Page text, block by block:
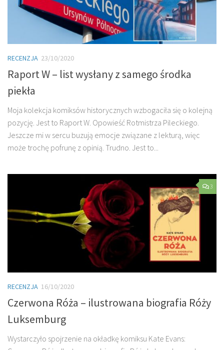
RECENZJA 23/10/2020
Raport W – list wysłany z samego środka
piekła
Moja kolekcja komiksów historycznych wzbogaciła się o kolejną
pozycję. Jest to Raport W. Opowieść Rotmistrza Pileckiego.
Jeszcze mi w sercu buzują emocje związane z lekturą, więc
może trochę pofrunę z opinią. Trudno. Jest to...
3
RECENZJA 16/10/2020
Czerwona Róża – ilustrowana biografia Róży
Luksemburg
Wystarczyło spojrzenie na okładkę komiksu Kate Evans: